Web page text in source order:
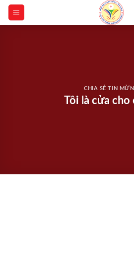
Skip
CHIA SẺ TIN
Tôi là cửa cho